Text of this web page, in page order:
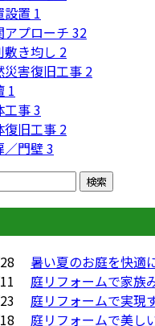
設置 1
アプローチ 32
敷き均し 2
災害復旧工事 2
1
工事3
復旧工事 2
／門壁3
暑い夏のお庭を快適
庭リフォームで家族
庭リフォームで実現
庭リフォームで美し